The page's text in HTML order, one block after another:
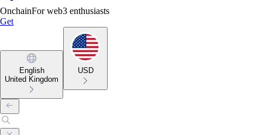
OnchainFor web3 enthusiasts
Get
English
United Kingdom
USD